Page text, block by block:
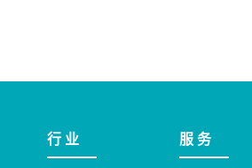
行 业 服 务